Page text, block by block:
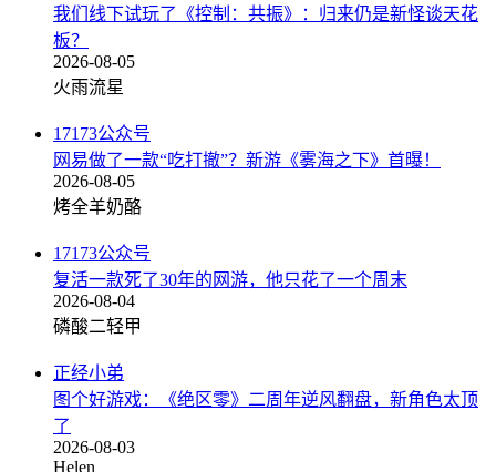
我们线下试玩了《控制：共振》：归来仍是新怪谈天花
板？
2026-08-05
火雨流星
17173公众号
网易做了一款“吃打撤”？新游《雾海之下》首曝！
2026-08-05
烤全羊奶酪
17173公众号
复活一款死了30年的网游，他只花了一个周末
2026-08-04
磷酸二轻甲
正经小弟
图个好游戏：《绝区零》二周年逆风翻盘，新角色太顶
了
2026-08-03
Helen